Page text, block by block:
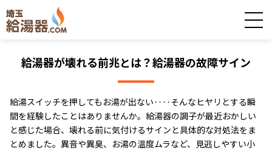
給湯器が壊れる前兆とは？給湯器の故障サイン
給湯スイッチを押してもお湯が出ない‥‥そんなヒヤリとする瞬
間を経験したことはありませんか。給湯器の調子が最近おかしい
と感じた場合、壊れる前に気付けるサインと具体的な対処法をま
とめました。異音や異臭、お湯の温度ムラなど、見逃しやすい小